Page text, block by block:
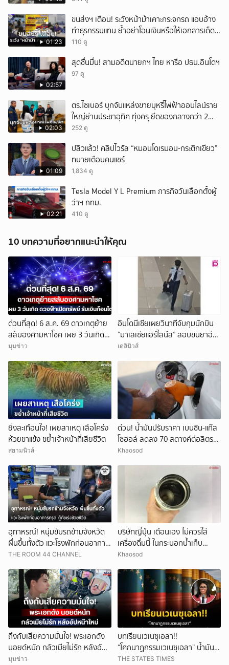
01:23
ขนส่งฯ เตือน! ระวังหน้าม้าเคาะกระจกรถ แอบอ้าง
ทำธุรกรรมแทน ย้ำอย่าโอนเงินหรือให้เอกสารเด็ด
ขาด
110 ดู
02:57
สุดชื่นมื่น! สามอดีตนายกฯ ไทย หารือ ปธน.อินโดฯ
97 ดู
02:03
ตร.ไซเบอร์ บุกจับแหล่งขายบุหรี่ไฟฟ้าออนไลน์ราย
ใหญ่ย่านประชาอุทิศ ทุ่งครุ ยึดของกลางกว่า 2
หมื่นชิ้น
252 ดู
01:09
ปลิวแล้ว! คลิปไวรัล “หมอนโดเรมอน-กระติกเขียว”
ทนายเตือนคนแชร์
1,834 ดู
02:21
Tesla Model Y L Premium ภารกิจวันเลือกตั้งผู้
ว่าฯ กทม.
410 ดู
10 บทความที่อยากแนะนำให้คุณ
ด่วนที่สุด! 6 ส.ค. 69 ดาวเกตุย้าย
สลับองศามหาโชค เผย 3 วันเกิด
ดวงฟ้าเปิดทรัพย์ รับเงินก้อนโตจน
มุมข่าว
อินโดนีเซียเผยวินาทีจับกุมนักบิน
“มาเลเซียแอร์ไลน์ส” ลอบขนยาอี
26 กก.(คลิป)
เดลินิวส์
ยิ่งสะเทือนใจ! เผยสาเหตุ เสือโคร่ง
ห้วยขาแข้ง ขย้ำเจ้าหน้าที่เสียชีวิต
สยามนิวส์
ด่วน! น้ำมันปรับราคา เบนซิน-แก๊ส
โซฮอล์ ลดลง 70 สตางค์ต่อลิตร
ส่วนดีเซลราคาคงเดิม
Khaosod
อุทาหรณ์! หนุ่มขับรถข้ามจังหวัด
ผื่นขึ้นทั้งตัว แวะโรงพักก่อนอาการ
ทรุด กู้ภัยเร่งช่วยชีวิต
THE ROOM 44 CHANNEL
บริษัทญี่ปุ่น เตือนเอง ไม่ควรใส่
เครื่องดื่มนี้ ในกระบอกน้ำเก็บ
อุณหภูมิ เสี่ยงเสียหายง่าย
Khaosod
ถึงกับเสียความมั่นใจ! พระเอกดัง
นอยด์หนัก กลัวเมียไม่รัก หลังอัป
หน้าใหม่
มุมข่าว
บทเรียนเวเนซุเอลา!!
“โศกนาฏกรรมเวเนซุเอลา” น้ำมัน
1.3 หมื่นล้านดอลลาร์ ถูกสหรัฐฯ
THE STATES TIMES